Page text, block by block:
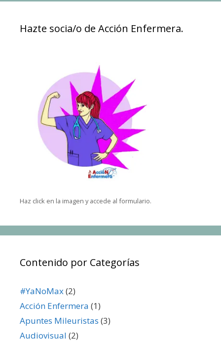
Hazte socia/o de Acción Enfermera.
Haz click en la imagen y accede al formulario.
Contenido por Categorías
#YaNoMax(2)
Acción Enfermera (1)
Apuntes Mileuristas (3)
Audiovisual (2)